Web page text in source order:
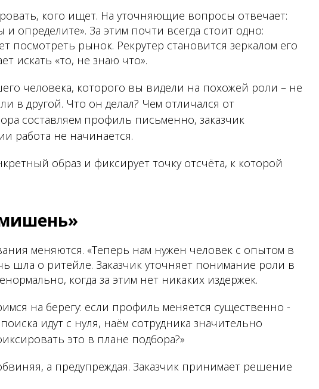
кого ищет. На уточняющие вопросы отвечает:
определите». За этим почти всегда стоит одно:
посмотреть рынок. Рекрутер становится зеркалом его
искать «то, не знаю что».
человека, которого вы видели на похожей роли – не
в другой. Что он делал? Чем отличался от
составляем профиль письменно, заказчик
работа не начинается.
образ и фиксирует точку отсчёта, к которой
меняются. «Теперь нам нужен человек с опытом в
шла о ритейле. Заказчик уточняет понимание роли в
когда за этим нет никаких издержек.
на берегу: если профиль меняется существенно -
идут с нуля, наём сотрудника значительно
это в плане подбора?»
а предупреждая. Заказчик принимает решение